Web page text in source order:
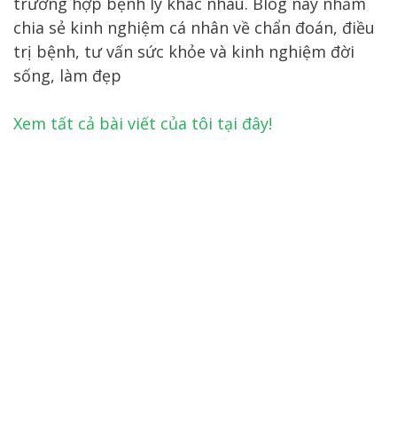
chia sẻ kinh nghiệm cá nhân về chẩn đoán, điều
trị bệnh, tư vấn sức khỏe và kinh nghiệm đời
sống, làm đẹp
Xem tất cả bài viết của tôi tại đây!